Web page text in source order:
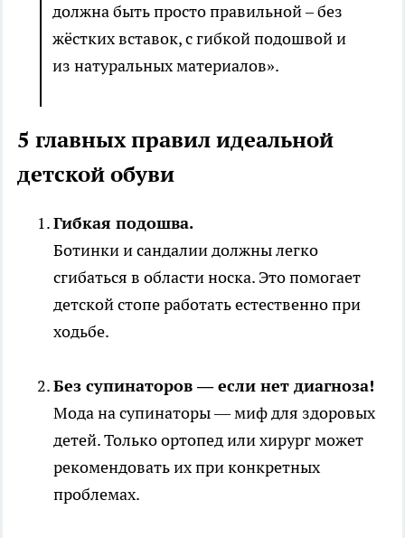
должна быть просто правильной – без
жёстких вставок, с гибкой подошвой и
из натуральных материалов».
5 главных правил идеальной
детской обуви
Гибкая подошва.
Ботинки и сандалии должны легко
сгибаться в области носка. Это помогает
детской стопе работать естественно при
ходьбе.
Без супинаторов — если нет диагноза!
Мода на супинаторы — миф для здоровых
детей. Только ортопед или хирург может
рекомендовать их при конкретных
проблемах.